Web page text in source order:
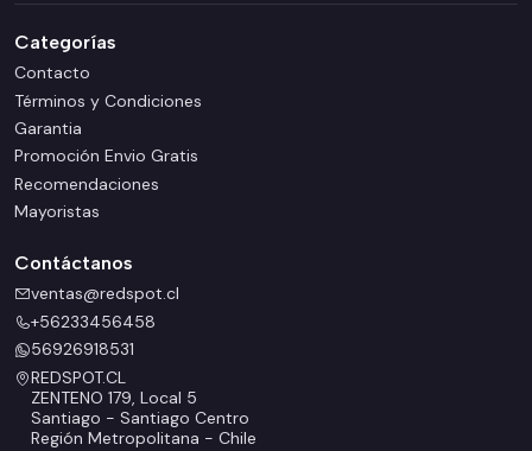
Categorías
Contacto
Términos y Condiciones
Garantia
Promoción Envio Gratis
Recomendaciones
Mayoristas
Contáctanos
ventas@redspot.cl
+56233456458
56926918531
REDSPOT.CL
ZENTENO 179, Local 5
Santiago - Santiago Centro
Región Metropolitana - Chile